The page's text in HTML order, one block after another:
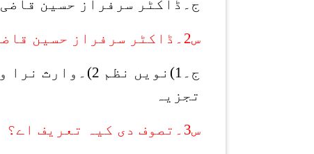
ج۔ڈاکٹر سرفراز حسین قاضی 1938ء نوں سوہدرہ ضلع گجرانوالا وچ پیدا ہوئے۔
س2۔ڈاکٹر سرفراز حسین قاضی نے کہڑیاں کتاباں لکھیاں نیں؟
تجزیہ
س3۔تصوف دی کیہ تعریف اے؟